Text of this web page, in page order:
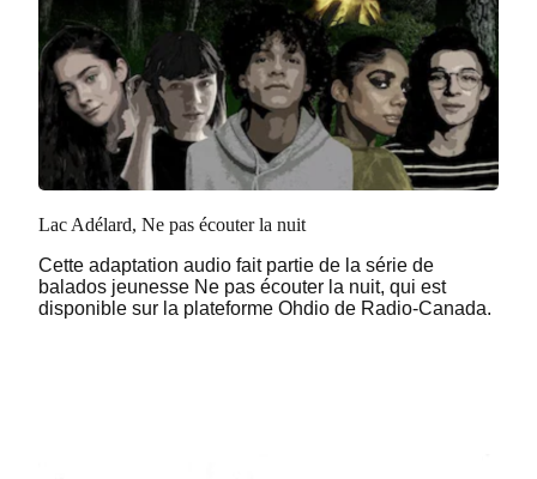
Lac Adélard, Ne pas écouter la nuit
Cette adaptation audio fait partie de la série de
balados jeunesse Ne pas écouter la nuit, qui est
disponible sur la plateforme Ohdio de Radio-Canada.